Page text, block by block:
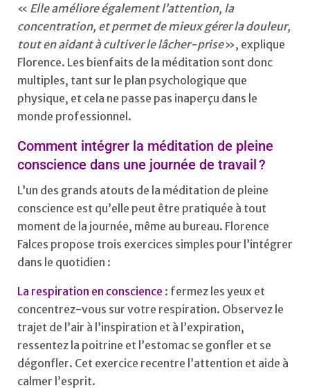
« Elle améliore également l’attention, la
concentration, et permet de mieux gérer la douleur,
tout en aidant à cultiver le lâcher-prise», explique
Florence. Les bienfaits de la méditation sont donc
multiples, tant sur le plan psychologique que
physique, et cela ne passe pas inaperçu dans le
monde professionnel.
Comment intégrer la méditation de pleine
conscience dans une journée de travail ?
L’un des grands atouts de la méditation de pleine
conscience est qu’elle peut être pratiquée à tout
moment de la journée, même au bureau. Florence
Falces propose trois exercices simples pour l’intégrer
dans le quotidien :
La respiration en conscience : fermez les yeux et
concentrez-vous sur votre respiration. Observez le
trajet de l’air à l’inspiration et à l’expiration,
ressentez la poitrine et l’estomac se gonfler et se
dégonfler. Cet exercice recentre l’attention et aide à
calmer l’esprit.